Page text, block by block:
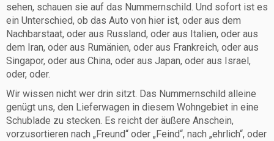
sehen, schauen sie auf das Nummernschild. Und sofort ist es
ein Unterschied, ob das Auto von hier ist, oder aus dem
Nachbarstaat, oder aus Russland, oder aus Italien, oder aus
dem Iran, oder aus Rumänien, oder aus Frankreich, oder aus
Singapor, oder aus China, oder aus Japan, oder aus Israel,
oder, oder.
Wir wissen nicht wer drin sitzt. Das Nummernschild alleine
genügt uns, den Lieferwagen in diesem Wohngebiet in eine
Schublade zu stecken. Es reicht der äußere Anschein,
vorzusortieren nach „Freund“ oder „Feind“, nach „ehrlich“, oder